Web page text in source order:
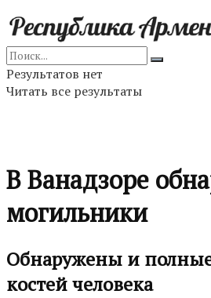
Результатов нет
Читать все результаты
В Ванадзоре
могильники
Обнаружены и
костей человека